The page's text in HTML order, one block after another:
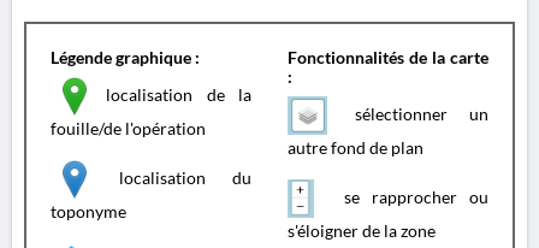
Légende graphique :
localisation de la
fouille/de l'opération
localisation du
toponyme
Fonctionnalités de la carte
:
sélectionner un
autre fond de plan
se rapprocher ou
s'éloigner de la zone